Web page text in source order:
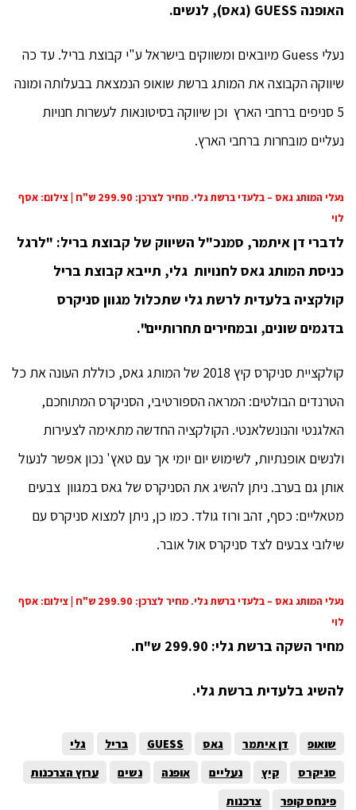
האופנה GUESS (גאס), לנשים.
נעלי Guess מיובאים ומשווקים בישראל ע"י קבוצת בריל. עד כה
שיווקה הקבוצה את המותג ברשת שואופ הנמצאת בבעלותה ומונה
5 סניפים ברחבי הארץ וכן שיווקה בסיטונאות לעשרות חנויות
נעליים מובחרות ברחבי הארץ.
נעלי המותג גאס – בלעדי ברשת גלי. מחיר לצרכן: 299.90 ש"ח | צילום: אסף
לוי
לדברי דן איתמר, סמנכ"ל השיווק של קבוצת בריל: "לרגל
כניסת המותג גאס לחנויות גלי, תייבא קבוצת בריל
קולקציה בלעדית לרשת גלי שתכלול מגוון סניקרס
בדגמים שונים, ובמחירים תחרותיים".
קולקציית סניקרס קיץ 2018 של המותג גאס, כוללת העונה את כל
הטרנדים הבולטים: המראה הספורטיבי, הסניקרס המתוחכם,
האלגנטי והנונשלאנטי. הקולקציה החדשה מתאימה לצעירות
ולנשים אופנתיות, לשימוש יום יומי אך עם טאץ' נכון אפשר לנעול
אותן גם בערב. ניתן להשיג את הסניקרס של גאס במגוון צבעים
מטאליים: כסף, זהב ורוז גולד. כמו כן, ניתן למצוא סניקרס עם
שילובי צבעים לצד סניקרס אול אובר.
נעלי המותג גאס – בלעדי ברשת גלי. מחיר לצרכן: 299.90 ש"ח | צילום: אסף
לוי
מחיר השקה ברשת גלי: 299.90 ש"ח.
להשיג בלעדית ברשת גלי.
שואופ דן איתמר גאס GUESS בריל
גלי
סניקרס
קיץ נעליים אופנה נשים
ערוץ הצרכנות
פינחס קופר
צרכנות